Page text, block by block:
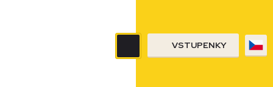
VSTUPENKY